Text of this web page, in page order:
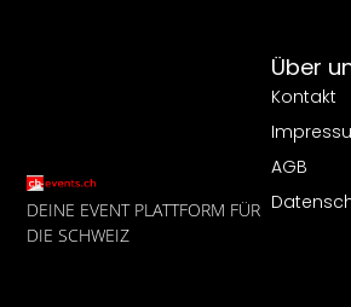
DEINE EVENT PLATTFORM FÜR
DIE SCHWEIZ
Über
Kontakt
AGB